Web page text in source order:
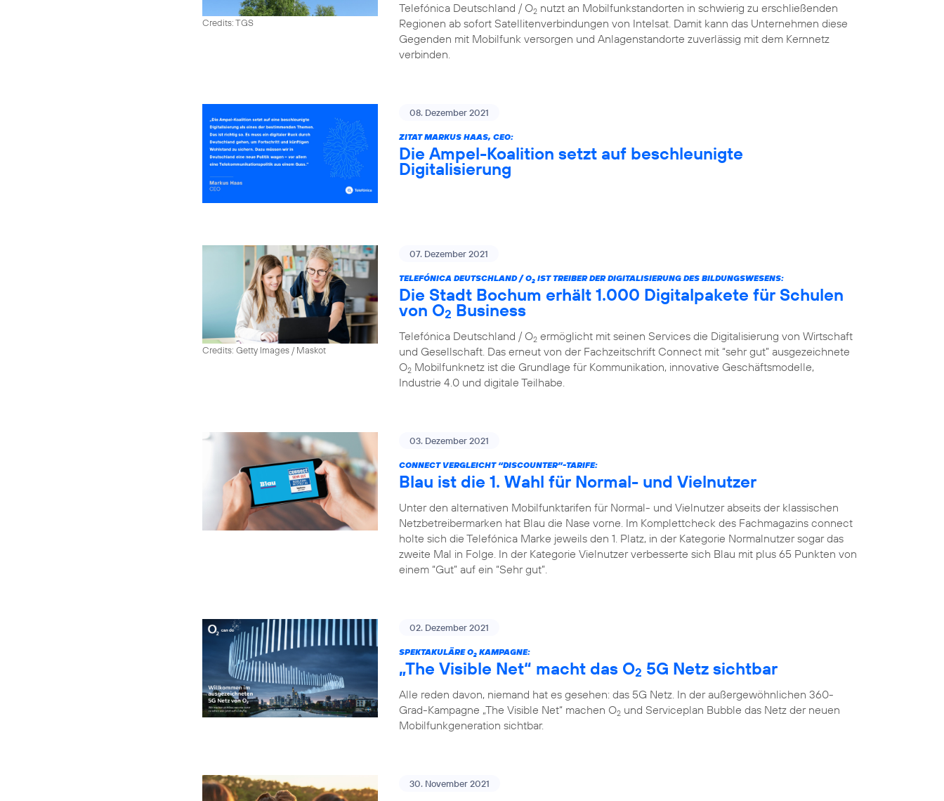
Credits: TGS
Telefónica Deutschland / O2 nutzt an Mobilfunkstandorten in schwierig zu erschließenden
Regionen ab sofort Satellitenverbindungen von Intelsat. Damit kann das Unternehmen diese
Gegenden mit Mobilfunk versorgen und Anlagenstandorte zuverlässig mit dem Kernnetz
verbinden.
08. Dezember 2021
ZITAT MARKUS HAAS, CEO:
Die Ampel-Koalition setzt auf beschleunigte
Digitalisierung
Credits: Getty Images / Maskot
07. Dezember 2021
TELEFÓNICA DEUTSCHLAND / O2 IST TREIBER DER DIGITALISIERUNG DES BILDUNGSWESENS:
Die Stadt Bochum erhält 1.000 Digitalpakete für Schulen
von O2 Business
Telefónica Deutschland / O2 ermöglicht mit seinen Services die Digitalisierung von Wirtschaft
und Gesellschaft. Das erneut von der Fachzeitschrift Connect mit “sehr gut” ausgezeichnete
O2 Mobilfunknetz ist die Grundlage für Kommunikation, innovative Geschäftsmodelle,
Industrie 4.0 und digitale Teilhabe.
03. Dezember 2021
CONNECT VERGLEICHT “DISCOUNTER”-TARIFE:
Blau ist die 1. Wahl für Normal- und Vielnutzer
Unter den alternativen Mobilfunktarifen für Normal- und Vielnutzer abseits der klassischen
Netzbetreibermarken hat Blau die Nase vorne. Im Komplettcheck des Fachmagazins connect
holte sich die Telefónica Marke jeweils den 1. Platz, in der Kategorie Normalnutzer sogar das
zweite Mal in Folge. In der Kategorie Vielnutzer verbesserte sich Blau mit plus 65 Punkten von
einem “Gut” auf ein “Sehr gut”.
02. Dezember 2021
SPEKTAKULÄRE O2 KAMPAGNE:
„The Visible Net“ macht das O2 5G Netz sichtbar
Alle reden davon, niemand hat es gesehen: das 5G Netz. In der außergewöhnlichen 360-
Grad-Kampagne „The Visible Net“ machen O2 und Serviceplan Bubble das Netz der neuen
Mobilfunkgeneration sichtbar.
30. November 2021